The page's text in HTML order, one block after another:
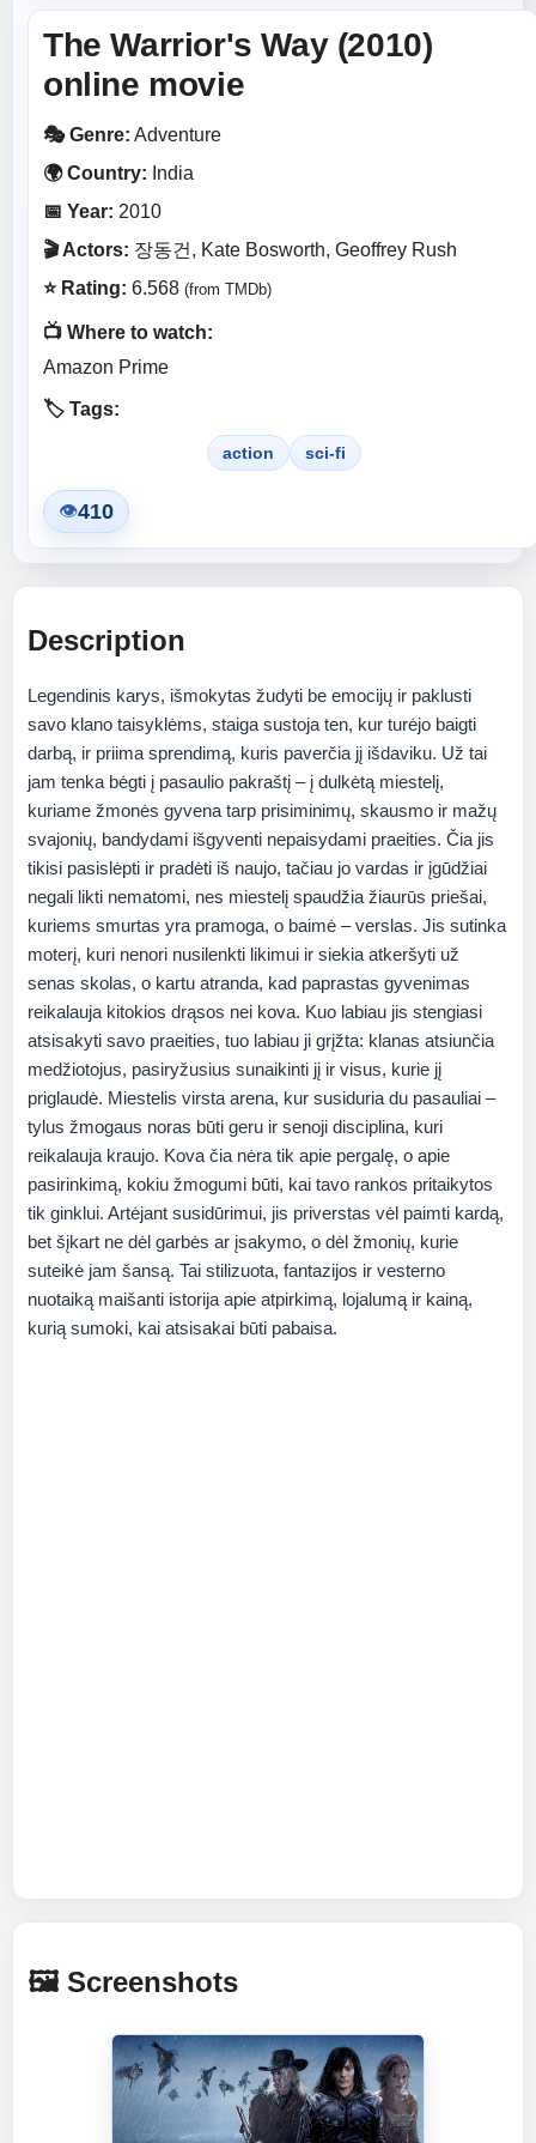
The Warrior's Way (2010)
online movie
🎭 Genre: Adventure
🌍 Country: India
📅 Year: 2010
🎬 Actors: 장동건, Kate Bosworth, Geoffrey Rush
⭐ Rating: 6.568 (from TMDb)
📺 Where to watch:
Amazon Prime
🏷️ Tags:
action sci-fi
👁410
Description
Legendinis karys, išmokytas žudyti be emocijų ir paklusti
savo klano taisyklėms, staiga sustoja ten, kur turėjo baigti
darbą, ir priima sprendimą, kuris paverčia jį išdaviku. Už tai
jam tenka bėgti į pasaulio pakraštį – į dulkėtą miestelį,
kuriame žmonės gyvena tarp prisiminimų, skausmo ir mažų
svajonių, bandydami išgyventi nepaisydami praeities. Čia jis
tikisi pasislėpti ir pradėti iš naujo, tačiau jo vardas ir įgūdžiai
negali likti nematomi, nes miestelį spaudžia žiaurūs priešai,
kuriems smurtas yra pramoga, o baimė – verslas. Jis sutinka
moterį, kuri nenori nusilenkti likimui ir siekia atkeršyti už
senas skolas, o kartu atranda, kad paprastas gyvenimas
reikalauja kitokios drąsos nei kova. Kuo labiau jis stengiasi
atsisakyti savo praeities, tuo labiau ji grįžta: klanas atsiunčia
medžiotojus, pasiryžusius sunaikinti jį ir visus, kurie jį
priglaudė. Miestelis virsta arena, kur susiduria du pasauliai –
tylus žmogaus noras būti geru ir senoji disciplina, kuri
reikalauja kraujo. Kova čia nėra tik apie pergalę, o apie
pasirinkimą, kokiu žmogumi būti, kai tavo rankos pritaikytos
tik ginklui. Artėjant susidūrimui, jis priverstas vėl paimti kardą,
bet šįkart ne dėl garbės ar įsakymo, o dėl žmonių, kurie
suteikė jam šansą. Tai stilizuota, fantazijos ir vesterno
nuotaiką maišanti istorija apie atpirkimą, lojalumą ir kainą,
kurią sumoki, kai atsisakai būti pabaisa.
🖼️ Screenshots